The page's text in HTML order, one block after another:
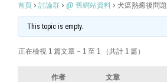
首頁 › 討論群 › @ 舊網站資料 › 犬瘟熱癒後問題
This topic is empty.
正在檢視 1 篇文章 - 1 至 1 （共計 1 篇）
作者 文章